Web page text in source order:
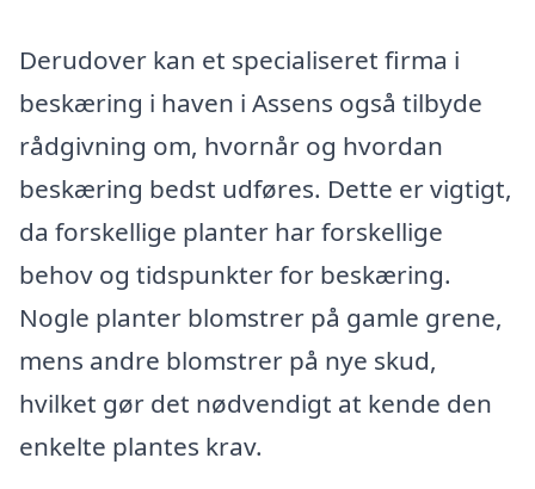
Derudover kan et specialiseret firma i
beskæring i haven i Assens også tilbyde
rådgivning om, hvornår og hvordan
beskæring bedst udføres. Dette er vigtigt,
da forskellige planter har forskellige
behov og tidspunkter for beskæring.
Nogle planter blomstrer på gamle grene,
mens andre blomstrer på nye skud,
hvilket gør det nødvendigt at kende den
enkelte plantes krav.